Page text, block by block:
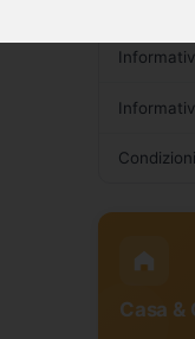
Casa &